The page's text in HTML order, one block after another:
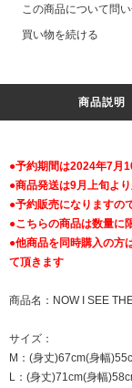
この商品について問
買い物を続ける
商品説明
●予約期間は2024年7月
●商品発送は9月上旬よ
●予約販売になりますの
●こちらの商品は数量に
●他商品を同時購入の方
て頂きます
商品名：NOW I SEE
サイズ：
M：(身丈)67cm(身幅
L：(身丈)71cm(身幅